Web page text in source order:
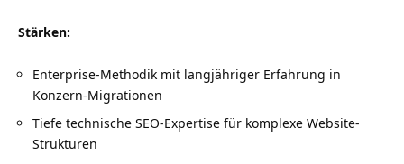
Stärken:
Enterprise-Methodik mit langjähriger Erfahrung in
Konzern-Migrationen
Tiefe technische SEO-Expertise für komplexe Website-
Strukturen